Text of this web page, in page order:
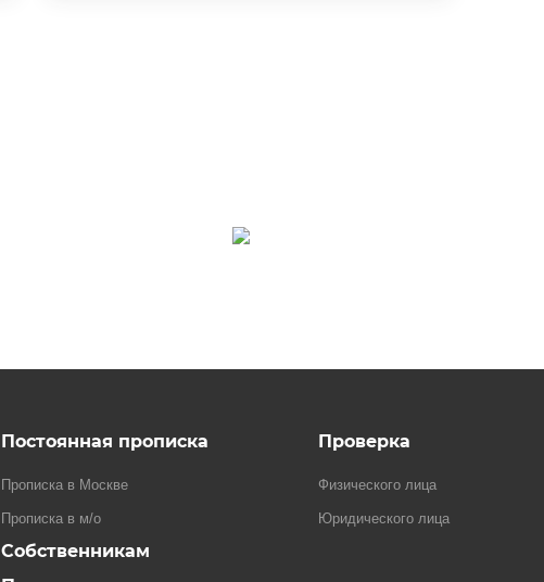
Постоянная прописка
Прописка в Москве
Прописка в м/о
Собственникам
Проверка
Физического лица
Юридического лица